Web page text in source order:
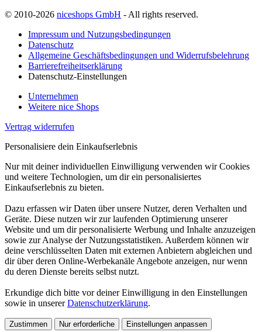
© 2010-2026 niceshops GmbH - All rights reserved.
Impressum und Nutzungsbedingungen
Datenschutz
Allgemeine Geschäftsbedingungen und Widerrufsbelehrung
Barrierefreiheitserklärung
Datenschutz-Einstellungen
Unternehmen
Weitere nice Shops
Vertrag widerrufen
Personalisiere dein Einkaufserlebnis
Nur mit deiner individuellen Einwilligung verwenden wir Cookies
und weitere Technologien, um dir ein personalisiertes
Einkaufserlebnis zu bieten.
Dazu erfassen wir Daten über unsere Nutzer, deren Verhalten und
Geräte. Diese nutzen wir zur laufenden Optimierung unserer
Website und um dir personalisierte Werbung und Inhalte anzuzeigen
sowie zur Analyse der Nutzungsstatistiken. Außerdem können wir
deine verschlüsselten Daten mit externen Anbietern abgleichen und
dir über deren Online-Werbekanäle Angebote anzeigen, nur wenn
du deren Dienste bereits selbst nutzt.
Erkundige dich bitte vor deiner Einwilligung in den Einstellungen
sowie in unsererDatenschutzerklärung.
Zustimmen Nur erforderliche Einstellungen anpassen